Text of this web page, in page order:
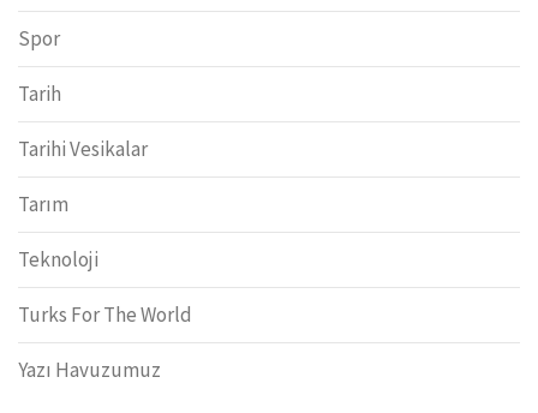
Spor
Tarih
Tarihi Vesikalar
Tarım
Teknoloji
Turks For The World
Yazı Havuzumuz